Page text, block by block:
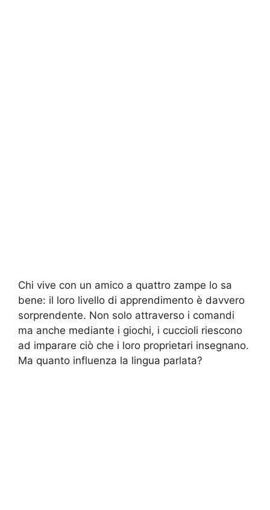
Chi vive con un amico a quattro zampe lo sa
bene: il loro livello di apprendimento è davvero
sorprendente. Non solo attraverso i comandi
ma anche mediante i giochi, i cuccioli riescono
ad imparare ciò che i loro proprietari insegnano.
Ma quanto influenza la lingua parlata?